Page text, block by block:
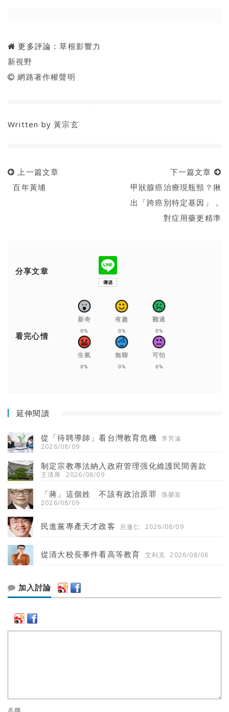
更多評論：草根影響力
新視野
網路著作權聲明
Written by黃宗玄
上一篇文章
百年黃埔
下一篇文章
甲狀腺癌治療現瓶頸？揪
出「跨癌別特定基因」，
對症用藥更精準
分享文章
看完心情
新奇
0%
有趣
0%
難過
0%
生氣
0%
無聊
0%
可怕
0%
延伸閱讀
從「待聘導師」看台灣教育危機 李芳遠
2026/08/09
制定宗教專法納入政府管理强化維護民間善款
王清厚 2026/08/09
「蔣」這個姓 不該有政治原罪 孫榮富
2026/08/09
民進黨專產天才政客 呂蓬仁 2026/08/09
從清大校長事件看高等教育 艾利克 2026/08/08
加入討論
名稱